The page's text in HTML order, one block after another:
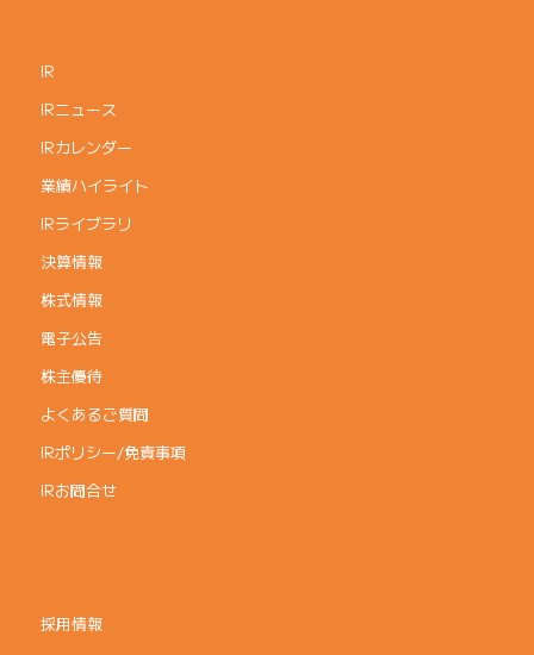
IR
IRニュース
IRカレンダー
業績ハイライト
IRライブラリ
決算情報
株式情報
電子公告
株主優待
よくあるご質問
IRポリシー/免責事項
IRお問合せ
採用情報